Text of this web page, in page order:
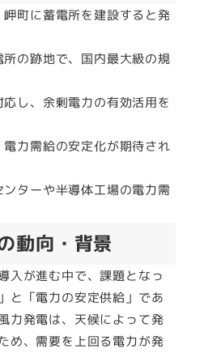
町に蓄電所を建設すると発
の跡地で、国内最大級の規
し、余剰電力の有効活用を
力需給の安定化が期待され
ターや半導体工場の電力需
動向・背景
入が進む中で、課題となっ
と「電力の安定供給」であ
力発電は、天候によって発
め、需要を上回る電力が発